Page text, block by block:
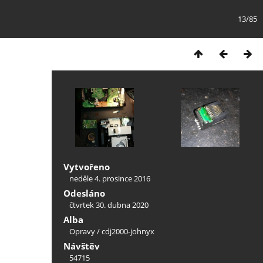
13/85
Vytvořeno
neděle 4. prosince 2016
Odesláno
čtvrtek 30. dubna 2020
Alba
Opravy/cdj2000-johnyx
Návštěv
54715